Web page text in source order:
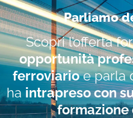
SCOPRI
Parliamo
Scopri l’offerta
opportunità
ferroviarioe parla
ha intrapreso con
formazione